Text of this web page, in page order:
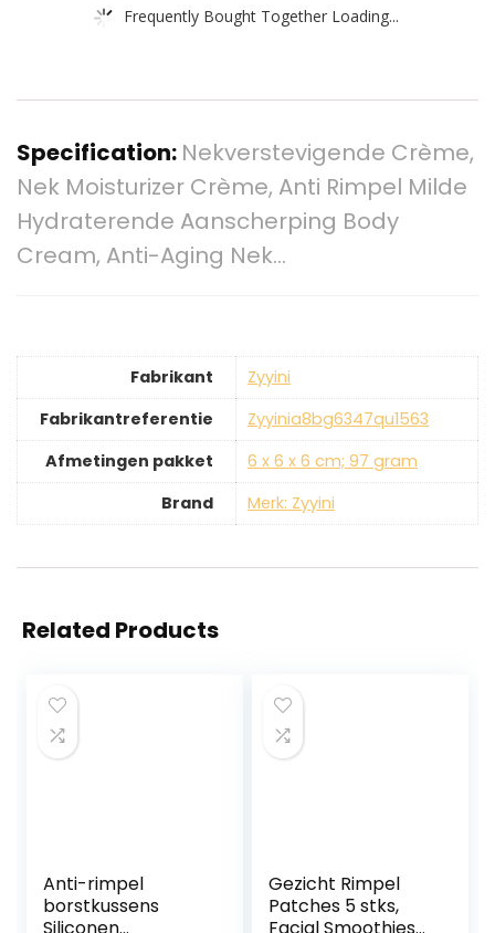
Frequently Bought Together Loading...
Specification: Nekverstevigende Crème,
Nek Moisturizer Crème, Anti Rimpel Milde
Hydraterende Aanscherping Body
Cream, Anti-Aging Nek…
Fabrikant
‎Zyyini
Fabrikantreferentie
‎Zyyinia8bg6347qu1563
Afmetingen pakket
‎6 x 6 x 6 cm; 97 gram
Brand
Merk: Zyyini
Related Products
Anti-rimpel
borstkussens
Gezicht Rimpel
Patches 5 stks,